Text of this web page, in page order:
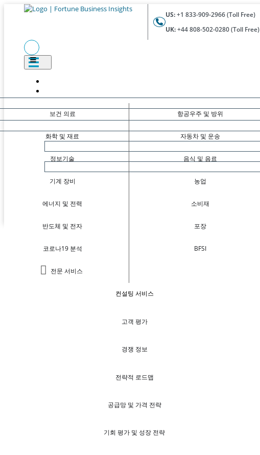
US:+1 833-909-2966 (Toll Free)
UK:+44 808-502-0280 (Toll Free)
보건 의료
화학 및 재료
정보기술
기계 장비
에너지 및 전력
반도체 및 전자
코로나19 분석
전문 서비스
항공우주 및 방위
자동차 및 운송
음식 및 음료
농업
소비재
포장
BFSI
컨설팅 서비스
고객 평가
경쟁 정보
전략적 로드맵
공급망 및 가격 전략
기회 평가 및 성장 전략